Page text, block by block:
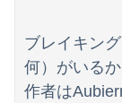
ブレイキン
何）がいる
作者は